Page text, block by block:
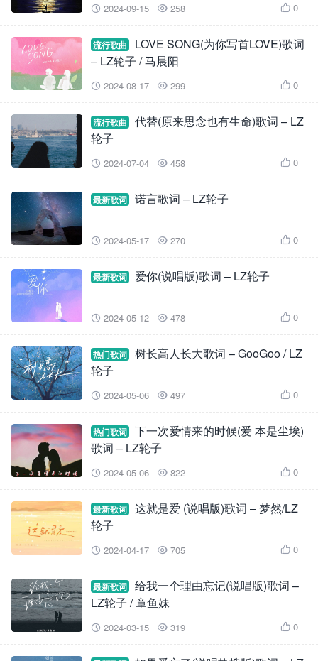
 2024-09-15  258  0
流行歌曲
LOVE SONG(为你写首LOVE)歌词
– LZ轮子 / 马晨阳
 2024-08-17  299  0
流行歌曲
代替(原来思念也有生命)歌词 – LZ
轮子
 2024-07-04  458  0
最新歌词 诺言歌词 – LZ轮子
 2024-05-17  270  0
最新歌词 爱你(说唱版)歌词 – LZ轮子
 2024-05-12  478  0
热门歌词
树长高人长大歌词 – GooGoo / LZ
轮子
 2024-05-06  497  0
热门歌词
下一次爱情来的时候(爱 本是尘埃)
歌词 – LZ轮子
 2024-05-06  822  0
最新歌词
这就是爱 (说唱版)歌词 – 梦然/LZ
轮子
 2024-04-17  705  0
最新歌词
给我一个理由忘记(说唱版)歌词 –
LZ轮子 / 章鱼妹
 2024-03-15  319  0